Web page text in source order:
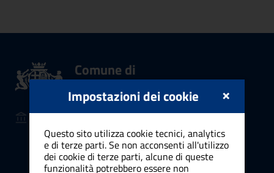
Comune di
Cagliari
AMMINISTRAZIONE
Organi di governo
Aree amministrative
Uffici
×
Impostazioni dei cookie
Questo sito utilizza cookie tecnici, analytics
e di terze parti. Se non acconsenti all'utilizzo
dei cookie di terze parti, alcune di queste
funzionalità potrebbero essere non